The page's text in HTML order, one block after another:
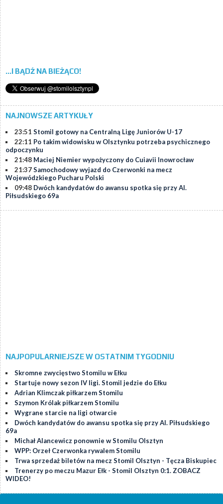
...I BĄDŹ NA BIEŻĄCO!
NAJNOWSZE ARTYKUŁY
23:51 Stomil gotowy na Centralną Ligę Juniorów U-17
22:11 Po takim widowisku w Olsztynku potrzeba psychicznego
odpoczynku
21:48 Maciej Niemier wypożyczony do Cuiavii Inowrocław
21:37Samochodowy wyjazd do Czerwonki na mecz
Wojewódzkiego Pucharu Polski
09:48 Dwóch kandydatów do awansu spotka się przy Al.
Piłsudskiego 69a
NAJPOPULARNIEJSZE W OSTATNIM TYGODNIU
Skromne zwycięstwo Stomilu w Ełku
Startuje nowy sezon IV ligi. Stomil jedzie do Ełku
Adrian Klimczak piłkarzem Stomilu
Szymon Królak piłkarzem Stomilu
Wygrane starcie na ligi otwarcie
Dwóch kandydatów do awansu spotka się przy Al. Piłsudskiego
69a
Michał Alancewicz ponownie w Stomilu Olsztyn
WPP: Orzeł Czerwonka rywalem Stomilu
Trwa sprzedaż biletów na mecz Stomil Olsztyn - Tęcza Biskupiec
Trenerzy po meczu Mazur Ełk - Stomil Olsztyn 0:1. ZOBACZ
WIDEO!